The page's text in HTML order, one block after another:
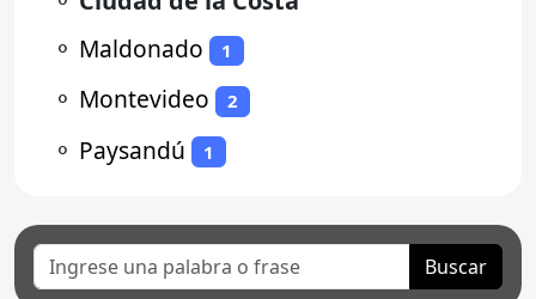
⚬ Maldonado 1
⚬ Montevideo 2
⚬ Paysandú 1
Buscar